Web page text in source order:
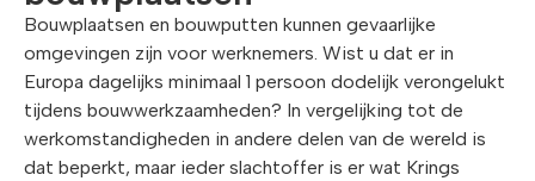
Bouwplaatsen en bouwputten kunnen gevaarlijke
omgevingen zijn voor werknemers. Wist u dat er in
Europa dagelijks minimaal 1 persoon dodelijk verongelukt
tijdens bouwwerkzaamheden? In vergelijking tot de
werkomstandigheden in andere delen van de wereld is
dat beperkt, maar ieder slachtoffer is er wat Krings